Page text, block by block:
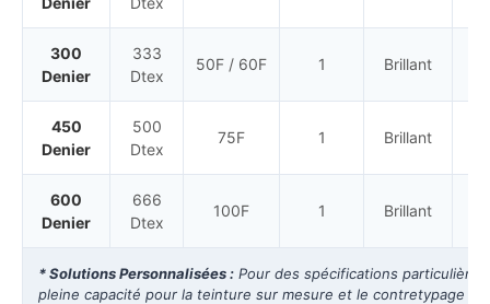
300
Denier
333
Dtex
50F / 60F 1 Brillant
450
Denier
500
Dtex
75F 1 Brillant
600
Denier
666
Dtex
100F 1 Brillant
* Solutions Personnalisées : Pour des spécifications
pleine capacité pour la teinture sur mesure et le contretypage